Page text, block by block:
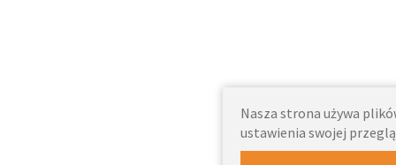
Nasza strona używa
ustawienia swojej